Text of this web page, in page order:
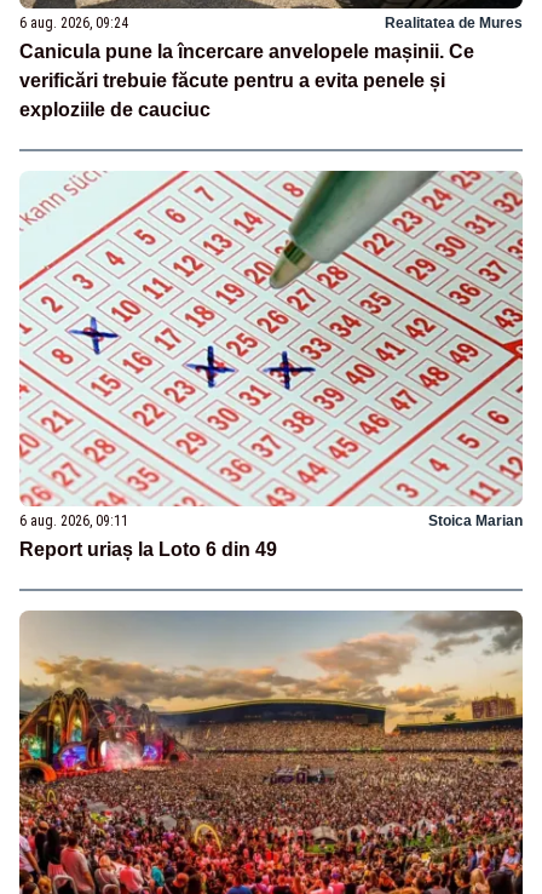
6 aug. 2026, 09:24 Realitatea de Mures
Canicula pune la încercare anvelopele mașinii. Ce
verificări trebuie făcute pentru a evita penele și
exploziile de cauciuc
6 aug. 2026, 09:11 Stoica Marian
Report uriaș la Loto 6 din 49